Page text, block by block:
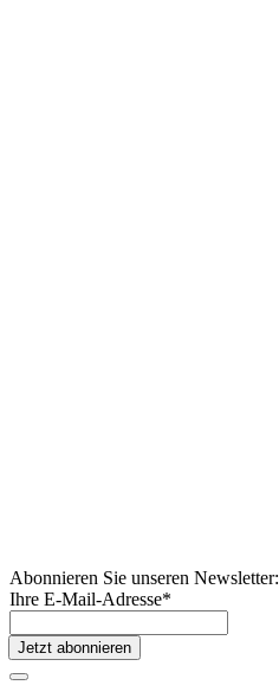
Abonnieren Sie unseren Newsletter:
Ihre E-Mail-Adresse*
Jetzt abonnieren